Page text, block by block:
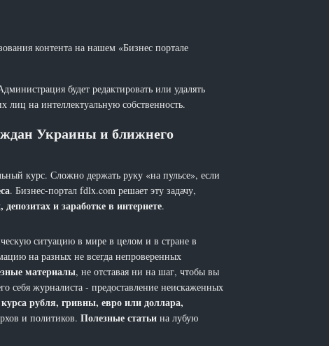
контента на нашем «Бизнес портале
будет редактировать или удалять
на интеллектуальную собственность.
Украины и ближнего
курс. Сложно держать руку «на пульсе», если
. Бизнес-портал fdlx.com решает эту задачу,
и заработке в интернете.
ситуацию в мире в целом и в стране в
на разных не всегда непроверенных
материалы, не отставая ни на шаг, чтобы вы
себя журналиста - предоставление неискаженных
курса рубля, гривны, евро или доллара,
и политиков. Полезные статьи на лубую